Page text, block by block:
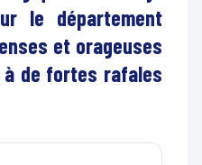
le département
et orageuses
de fortes rafales